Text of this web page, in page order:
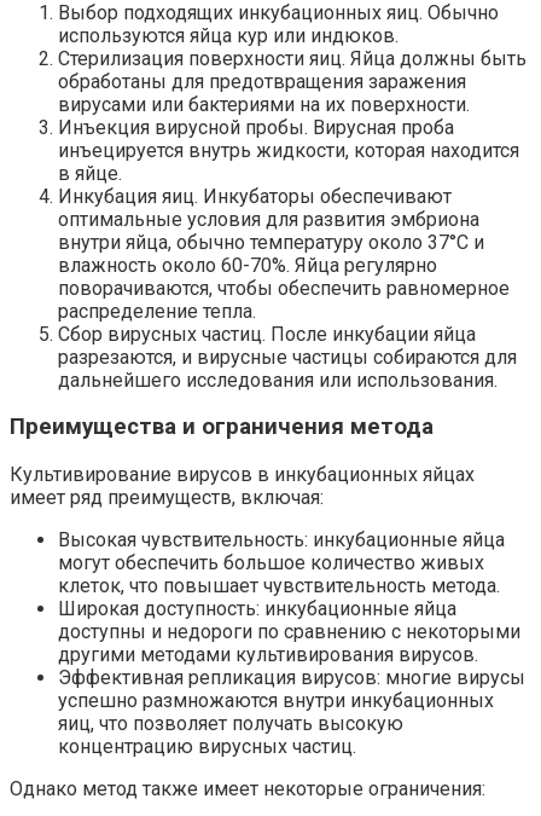
Выбор подходящих инкубационных яиц. Обычно
используются яйца кур или индюков.
Стерилизация поверхности яиц. Яйца должны быть
обработаны для предотвращения заражения
вирусами или бактериями на их поверхности.
Инъекция вирусной пробы. Вирусная проба
инъецируется внутрь жидкости, которая находится
в яйце.
Инкубация яиц. Инкубаторы обеспечивают
оптимальные условия для развития эмбриона
внутри яйца, обычно температуру около 37°C и
влажность около 60-70%. Яйца регулярно
поворачиваются, чтобы обеспечить равномерное
распределение тепла.
Сбор вирусных частиц. После инкубации яйца
разрезаются, и вирусные частицы собираются для
дальнейшего исследования или использования.
Преимущества и ограничения метода
Культивирование вирусов в инкубационных яйцах
имеет ряд преимуществ, включая:
Высокая чувствительность: инкубационные яйца
могут обеспечить большое количество живых
клеток, что повышает чувствительность метода.
Широкая доступность: инкубационные яйца
доступны и недороги по сравнению с некоторыми
другими методами культивирования вирусов.
Эффективная репликация вирусов: многие вирусы
успешно размножаются внутри инкубационных
яиц, что позволяет получать высокую
концентрацию вирусных частиц.
Однако метод также имеет некоторые ограничения: